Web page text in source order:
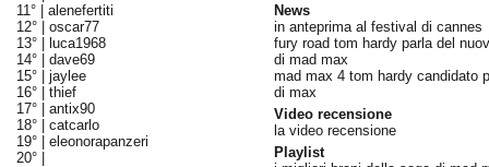
11° | alenefertiti
12° | oscar77
13° |
luca1968
14° | dave69
15° | jaylee
16° | thief
17° | antix90
18° | catcarlo
19° | eleonorapanzeri
20° |
News
in anteprima al festival di cannes
fury road tom hardy parla del
di mad max
mad max 4 tom hardy candidato
di max
Video recensione
la video recensione
Playlist